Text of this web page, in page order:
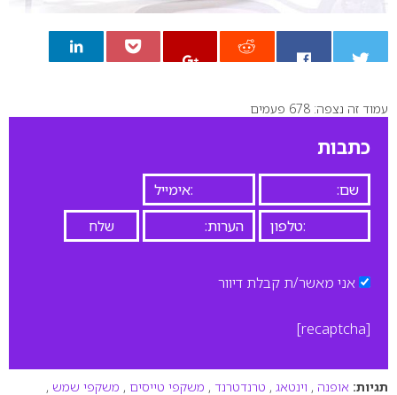
0
עמוד זה נצפה: 678 פעמים
כתבות
אני מאשר/ת קבלת דיוור
[recaptcha]
תגיות: אופנה , וינטאג , טרנדטרנד , משקפי טייסים , משקפי שמש ,